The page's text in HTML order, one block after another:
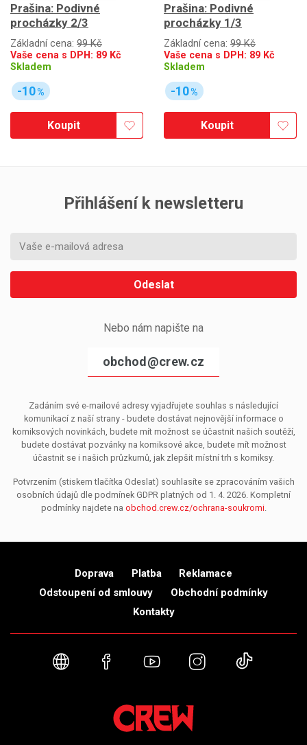
Prašina: Podivné
procházky 2/3
Základní cena: 99 Kč
Vaše cena s DPH: 89 Kč
Skladem
-10%
Koupit
Prašina: Podivné
procházky 1/3
Základní cena: 99 Kč
Vaše cena s DPH: 89 Kč
Skladem
-10%
Koupit
Přihlášení k newsletteru
Odeslat
Nebo nám napište na
obchod@crew.cz
Zadáním své e-mailové adresy vyjadřujete souhlas s následující
komunikací z naší strany - budete dostávat nejnovější informace o
komiksových novinkách, budete mít možnost se účastnit našich soutěží,
budete dostávat pozvánky na komiksové akce, budete mít možnost
účastnit se i našich průzkumů, jak zlepšit místní trh s komiksy.
Potvrzením (stiskem tlačítka Odeslat) souhlasíte se zpracováním vašich
osobních údajů dle podmínek GDPR platných od 1. 4. 2026. Kompletní
podmínky najdete na obchod.crew.cz/ochrana-soukromi.
Doprava Platba
Reklamace
Odstoupení od smlouvy
Obchodní podmínky
Kontakty
Webové stránky
FacebookYouTubeInstagram